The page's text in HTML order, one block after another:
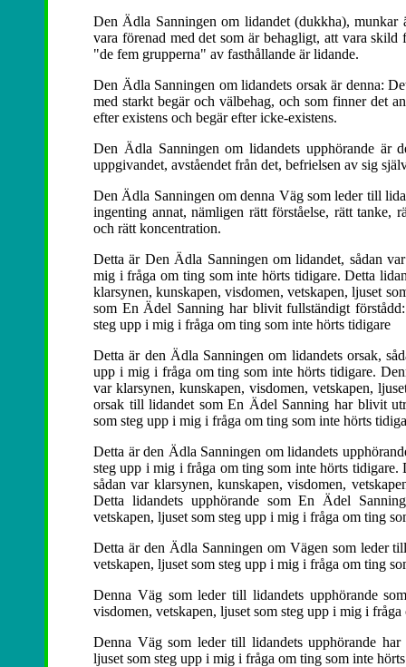
Den Ädla Sanningen om lidandet (dukkha), munkar
vara förenad med det som är behagligt, att vara
"de fem grupperna" av fasthållande är lidande.
Den Ädla Sanningen om lidandets orsak är denna:
med starkt begär och välbehag, och som finner det
efter existens och begär efter icke-existens.
Den Ädla Sanningen om lidandets upphörande är
uppgivandet, avståendet från det, befrielsen av sig
Den Ädla Sanningen om denna Väg som leder till
ingenting annat, nämligen rätt förståelse, rätt tanke,
och rätt koncentration.
Detta är Den Ädla Sanningen om lidandet, sådan
mig i fråga om ting som inte hörts tidigare. Detta
klarsynen, kunskapen, visdomen, vetskapen, ljuset
som En Ädel Sanning har blivit fullständigt
steg upp i mig i fråga om ting som inte hörts tidigare
Detta är den Ädla Sanningen om lidandets orsak,
upp i mig i fråga om ting som inte hörts tidigare.
var klarsynen, kunskapen, visdomen, vetskapen,
orsak till lidandet som En Ädel Sanning har blivit
som steg upp i mig i fråga om ting som inte hörts
Detta är den Ädla Sanningen om lidandets
steg upp i mig i fråga om ting som inte hörts
sådan var klarsynen, kunskapen, visdomen,
Detta lidandets upphörande som En Ädel
vetskapen, ljuset som steg upp i mig i fråga om ting
Detta är den Ädla Sanningen om Vägen som leder
vetskapen, ljuset som steg upp i mig i fråga om ting
Denna Väg som leder till lidandets upphörande
visdomen, vetskapen, ljuset som steg upp i mig i
Denna Väg som leder till lidandets upphörande har
ljuset som steg upp i mig i fråga om ting som inte